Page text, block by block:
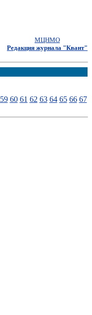
МЦНМО
Редакция журнала "Квант"
59 60 61 62 63 64 65 66 67